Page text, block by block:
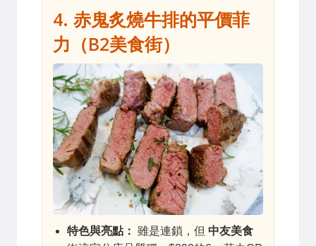
4. 赤鬼炙燒牛排的平價菲
力（B2美食街）
特色與亮點： 雖是連鎖，但 中友美食